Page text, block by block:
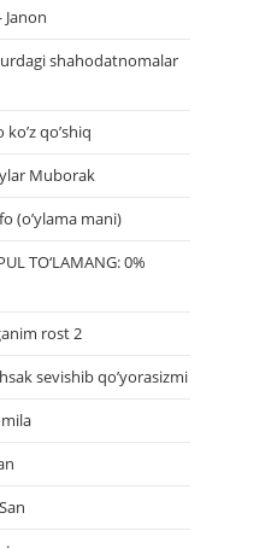
shahodatnomalar
qo’shiq
Muborak
(o’ylama mani)
TO‘LAMANG: 0%
rost 2
sevishib qo’yorasizmi